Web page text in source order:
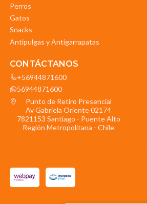
Perros
Gatos
Snacks
Antipulgas y Antigarrapatas
CONTÁCTANOS
+56944871600
56944871600
Punto de Retiro Presencial
Av Gabriela Oriente 02174
7821153 Santiago - Puente Alto
Región Metropolitana - Chile